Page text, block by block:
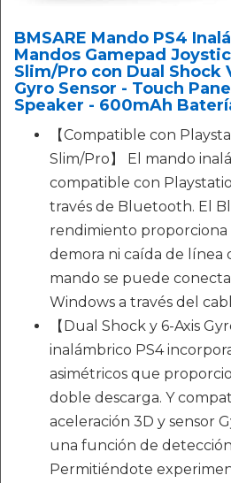
BMSARE Mando PS4
Mandos Gamepad
Slim/Pro con Dual Shock
Gyro Sensor - Touch
Speaker - 600mAh
【Compatible con
Slim/Pro】 El mando
compatible con
través de Bluetooth. El
rendimiento proporciona
demora ni caída de línea
mando se puede
Windows a través del
【Dual Shock y 6-Axis
inalámbrico PS4
asimétricos que
doble descarga. Y
aceleración 3D y sensor
una función de detección
Permitiéndote